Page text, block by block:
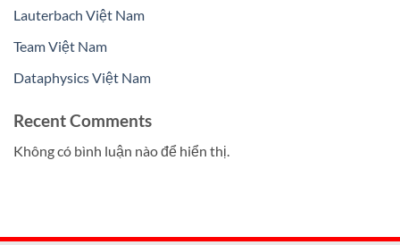
Lauterbach Việt Nam
Team Việt Nam
Dataphysics Việt Nam
Recent Comments
Không có bình luận nào để hiển thị.